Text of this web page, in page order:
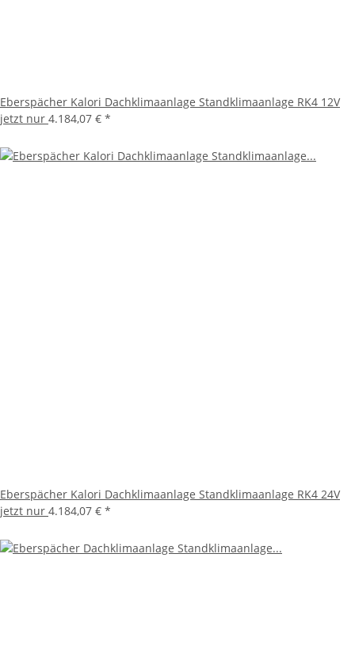
Eberspächer Kalori Dachklimaanlage Standklimaanlage RK4 12V
jetzt nur 4.184,07 € *
Eberspächer Kalori Dachklimaanlage Standklimaanlage RK4 24V
jetzt nur 4.184,07 € *